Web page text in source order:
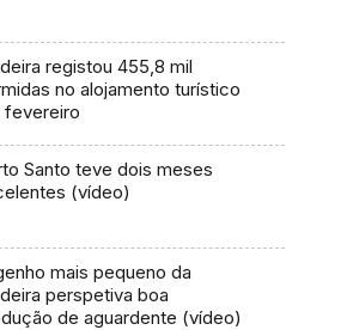
registou 455,8 mil
no alojamento turístico
fevereiro
Santo teve dois meses
(vídeo)
mais pequeno da
perspetiva boa
de aguardente (vídeo)